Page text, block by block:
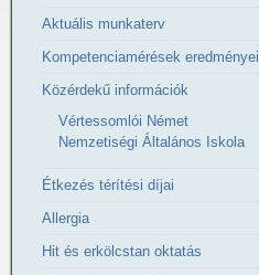
Aktuális munkaterv
Kompetenciamérések eredményei
Közérdekű információk
Vértessomlói Német
Nemzetiségi Általános Iskola
Étkezés térítési díjai
Allergia
Hit és erkölcstan oktatás